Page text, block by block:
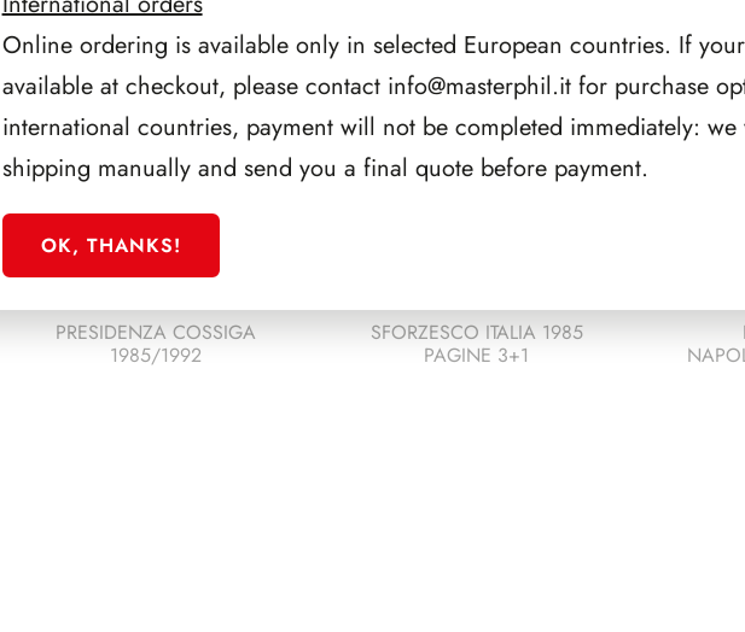
PRESIDENZA COSSIGA
1985/1992
SFORZESCO ITALIA 1985
PAGINE 3+1
Online ordering is available only in selected European countries. If
available at checkout, please contact info@masterphil.itfor purchase
international countries, payment will not be completed immediately:
shipping manually and send you a final quote before payment.
OK, THANKS!